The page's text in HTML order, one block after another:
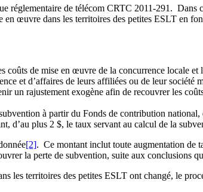
réglementaire de télécom CRTC 2011-291. Dans
œuvre dans les territoires des petites ESLT en
de mise en œuvre de la concurrence locale
et d’affaires de leurs affiliées ou de leur société
un rajustement exogène afin de recouvrer les
à partir du Fonds de contribution
d’au plus 2 $, le taux servant au calcul de la
[2]. Ce montant inclut toute augmentation de
la perte de subvention, suite aux conclusions
territoires des petites ESLT ont changé, le